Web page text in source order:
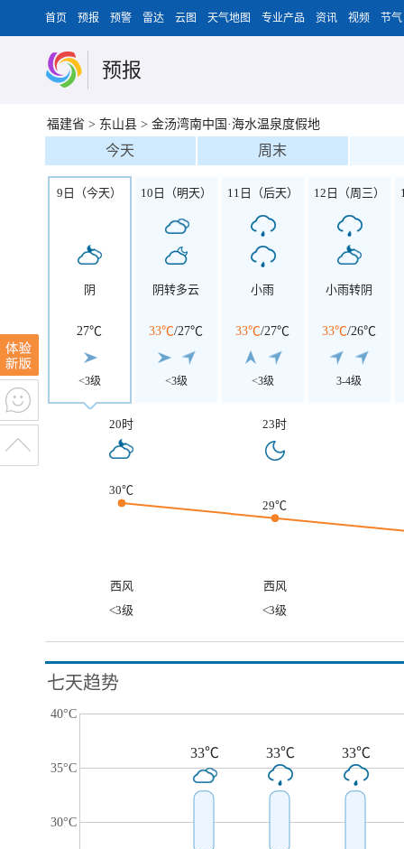
首页 预报 预警 雷达 云图 天气地图 专业产品 资讯 视频 节气
预报
福建省 > 东山县 > 金汤湾南中国·海水温泉度假地
今天 周末
9日（今天）
阴
27℃
<3级
10日（明天）
阴转多云
33℃/27℃
<3级
11日（后天）
小雨
33℃/27℃
<3级
12日（周三）
小雨转阴
33℃/26℃
3-4级
20时 23时
30℃
29℃
西风
西风
<3级
<3级
七天趋势
40°C
35°C
30°C
33℃ 33℃ 33℃